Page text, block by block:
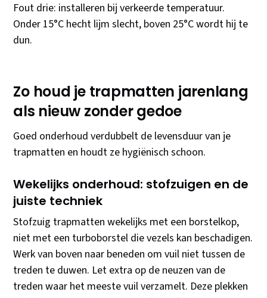
Fout drie: installeren bij verkeerde temperatuur.
Onder 15°C hecht lijm slecht, boven 25°C wordt hij te
dun.
Zo houd je trapmatten jarenlang
als nieuw zonder gedoe
Goed onderhoud verdubbelt de levensduur van je
trapmatten en houdt ze hygiënisch schoon.
Wekelijks onderhoud: stofzuigen en de
juiste techniek
Stofzuig trapmatten wekelijks met een borstelkop,
niet met een turboborstel die vezels kan beschadigen.
Werk van boven naar beneden om vuil niet tussen de
treden te duwen. Let extra op de neuzen van de
treden waar het meeste vuil verzamelt. Deze plekken